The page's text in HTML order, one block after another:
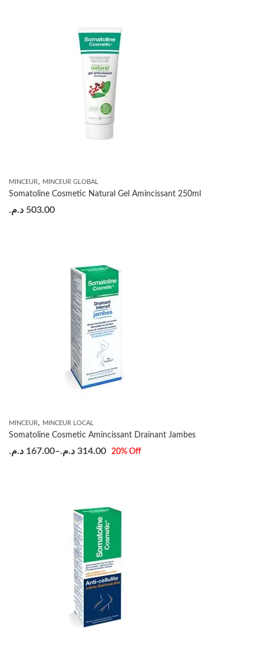
MINCEUR, MINCEUR GLOBAL
Somatoline Cosmetic Natural Gel Amincissant 250ml
503.00 د.م.
MINCEUR, MINCEUR LOCAL
Somatoline Cosmetic Amincissant Drainant Jambes
167.00 د.م. – 314.00 د.م. 20% Off